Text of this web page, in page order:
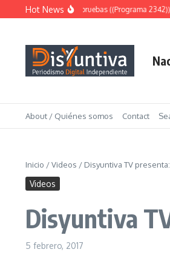
Saltar al contenido
Hot News
Abundantes pruebas ((Programa 2342))
About / Quiénes somos Contact
Inicio /Videos / Disyuntiva TV
Videos
Disyuntiva
5 febrero, 2017